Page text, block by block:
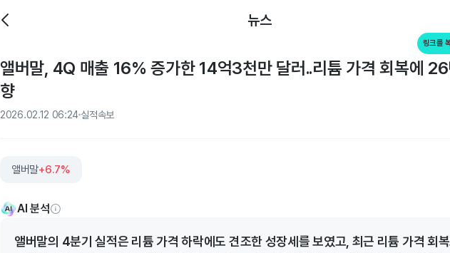
뉴스
링크를
앨버말, 4Q 매출 16% 증가한 14억3천만 달러..리튬 가격 회복에
향
2026.02.12 06:24 실적속보
앨버말+6.7%
AI 분석
앨버말의 4분기 실적은 리튬 가격 하락에도 견조한 성장세를 보였고, 최근 리튬 가격 회